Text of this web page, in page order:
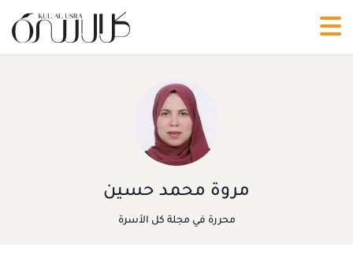
مروة محمد حسين
محررة في مجلة كل الأسرة